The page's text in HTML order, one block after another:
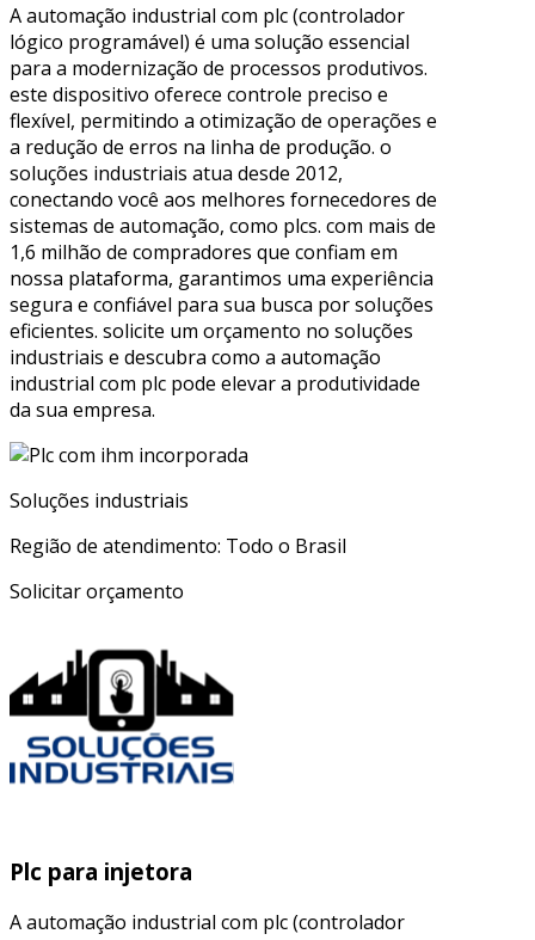
A automação industrial com plc (controlador
lógico programável) é uma solução essencial
para a modernização de processos produtivos.
este dispositivo oferece controle preciso e
flexível, permitindo a otimização de operações e
a redução de erros na linha de produção. o
soluções industriais atua desde 2012,
conectando você aos melhores fornecedores de
sistemas de automação, como plcs. com mais de
1,6 milhão de compradores que confiam em
nossa plataforma, garantimos uma experiência
segura e confiável para sua busca por soluções
eficientes. solicite um orçamento no soluções
industriais e descubra como a automação
industrial com plc pode elevar a produtividade
da sua empresa.
Soluções industriais
Região de atendimento: Todo o Brasil
Solicitar orçamento
Plc para injetora
A automação industrial com plc (controlador